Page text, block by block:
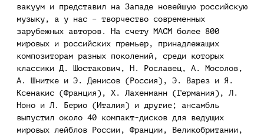
вакуум и представил на Западе новейшую российскую
музыку, а у нас – творчество современных
зарубежных авторов. На счету МАСМ более 800
мировых и российских премьер, принадлежащих
композиторам разных поколений, среди которых
классики Д. Шостакович, Н. Рославец, А. Мосолов,
А. Шнитке и Э. Денисов (Россия), Э. Варез и Я.
Ксенакис (Франция), Х. Лахенманн (Германия), Л.
Ноно и Л. Берио (Италия) и другие; ансамбль
выпустил около 40 компакт-дисков для ведущих
мировых лейблов России, Франции, Великобритании,